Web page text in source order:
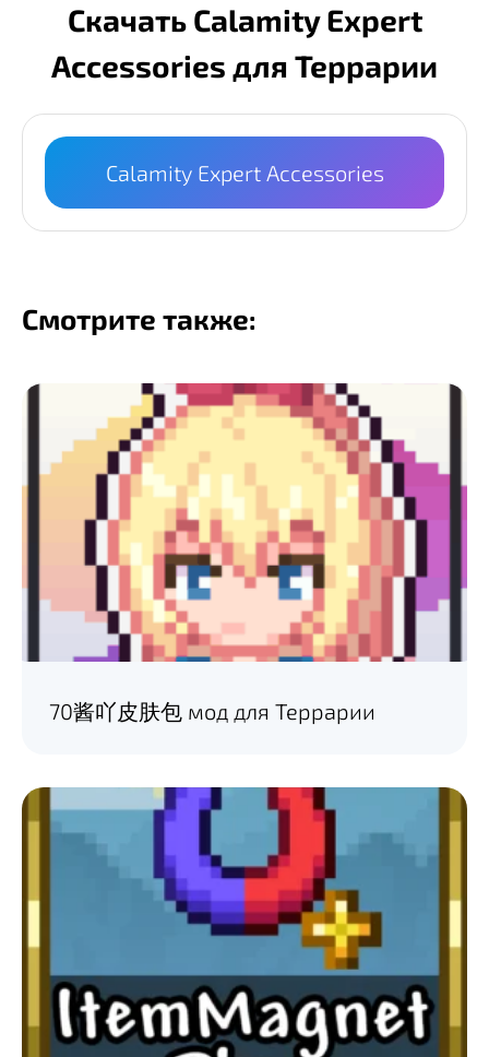
Скачать Calamity Expert
Accessories для Террарии
Calamity Expert Accessories
Смотрите также:
70酱吖皮肤包 мод для Террарии